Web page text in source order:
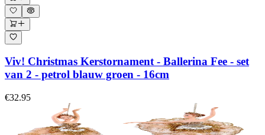
Viv! Christmas Kerstornament - Ballerina Fee - set
van 2 - petrol blauw groen - 16cm
€32.95